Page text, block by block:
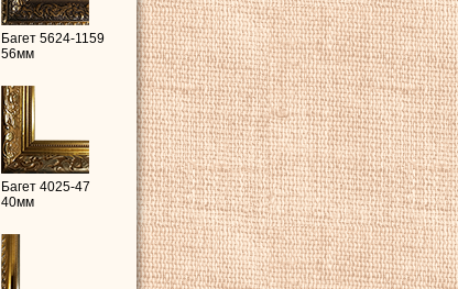
Багет 5624-1159
56мм
Багет 4025-47
40мм